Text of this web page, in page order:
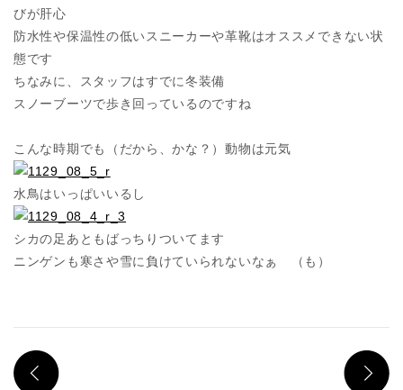
びが肝心
防水性や保温性の低いスニーカーや革靴はオススメできない状
態です
ちなみに、スタッフはすでに冬装備
スノーブーツで歩き回っているのですね
こんな時期でも（だから、かな？）動物は元気
水鳥はいっぱいいるし
シカの足あともばっちりついてます
ニンゲンも寒さや雪に負けていられないなぁ （も）